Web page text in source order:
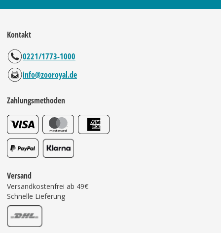
Kontakt
0221/1773-1000
info@zooroyal.de
Zahlungsmethoden
Versand
Versandkostenfrei ab 49€
Schnelle Lieferung